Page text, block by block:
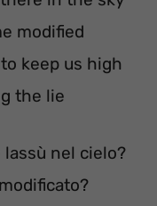
modified
keep us high
the lie
lassù nel cielo?